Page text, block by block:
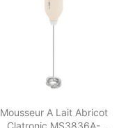
Mousseur A Lait Abricot